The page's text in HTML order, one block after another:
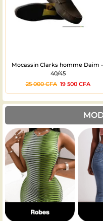
Mocassin Clarks homme Daim
40/45
25 000CFA 19 500 CFA